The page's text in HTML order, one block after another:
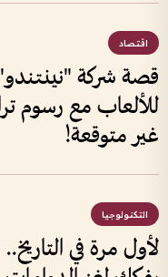
اقتصاد
قصة شركة "نينتندو"
للألعاب مع رسوم
غير متوقعة!
التكنولوجيا
لأول مرة في